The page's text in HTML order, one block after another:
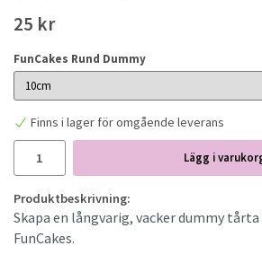
25 kr
FunCakes Rund Dummy
Finns i lager för omgående leverans
Lägg i
Produktbeskrivning:
Skapa en långvarig, vacker dummy
FunCakes.